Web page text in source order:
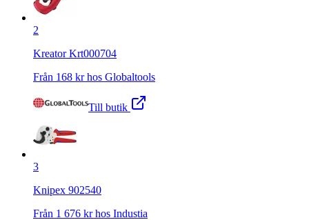
2
Kreator Krt000704
Från 168 kr hos Globaltools
Till butik
3
Knipex 902540
Från 1 676 kr hos Industia